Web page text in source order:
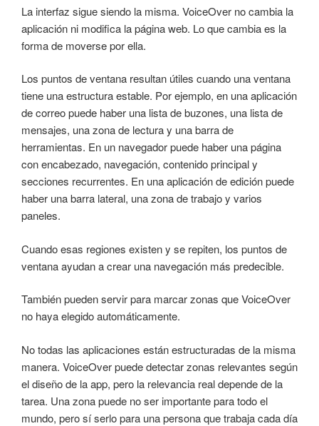
La interfaz sigue siendo la misma. VoiceOver no cambia la
aplicación ni modifica la página web. Lo que cambia es la
forma de moverse por ella.
Los puntos de ventana resultan útiles cuando una ventana
tiene una estructura estable. Por ejemplo, en una aplicación
de correo puede haber una lista de buzones, una lista de
mensajes, una zona de lectura y una barra de
herramientas. En un navegador puede haber una página
con encabezado, navegación, contenido principal y
secciones recurrentes. En una aplicación de edición puede
haber una barra lateral, una zona de trabajo y varios
paneles.
Cuando esas regiones existen y se repiten, los puntos de
ventana ayudan a crear una navegación más predecible.
También pueden servir para marcar zonas que VoiceOver
no haya elegido automáticamente.
No todas las aplicaciones están estructuradas de la misma
manera. VoiceOver puede detectar zonas relevantes según
el diseño de la app, pero la relevancia real depende de la
tarea. Una zona puede no ser importante para todo el
mundo, pero sí serlo para una persona que trabaja cada día